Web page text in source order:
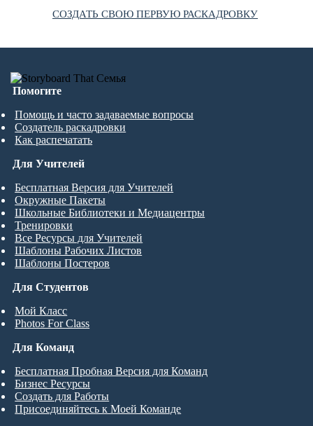
СОЗДАТЬ СВОЮ ПЕРВУЮ РАСКАДРОВКУ
Помогите
Помощь и часто задаваемые вопросы
Создатель раскадровки
Как распечатать
Для Студентов
Мой Класс
Photos For Class
Для Учителей
Бесплатная Версия для Учителей
Окружные Пакеты
Школьные Библиотеки и Медиацентры
Тренировки
Все Ресурсы для Учителей
Шаблоны Рабочих Листов
Шаблоны Постеров
Для Команд
Бесплатная Пробная Версия для Команд
Бизнес Ресурсы
Создать для Работы
Присоединяйтесь к Моей Команде